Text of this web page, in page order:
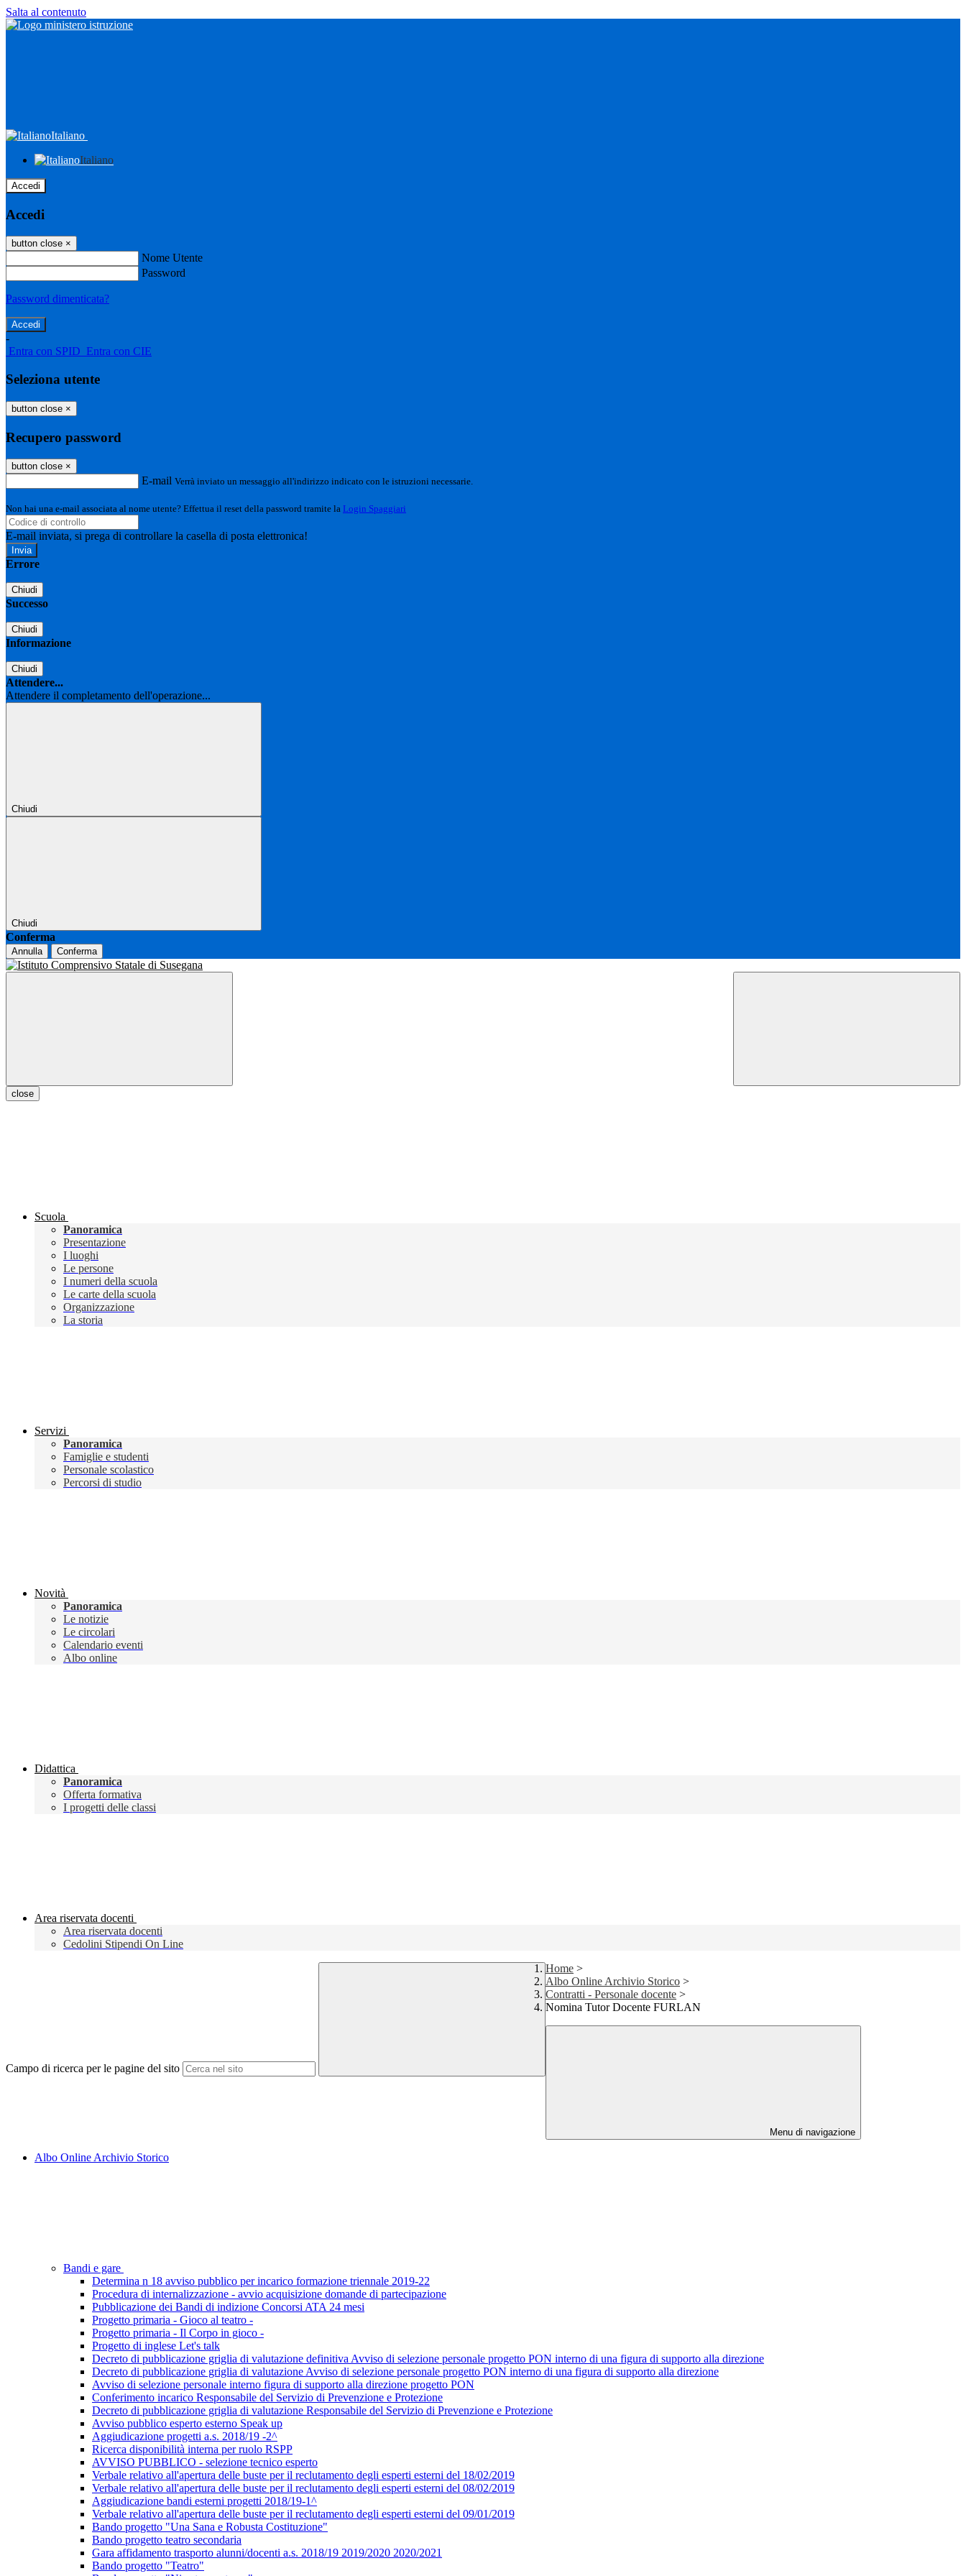
Salta al contenuto
Italiano
Italiano
Accedi
Accedi
button close ×
Nome Utente
Password
Password dimenticata?
-
Entra con SPID Entra con CIE
Seleziona utente
button close ×
Recupero password
button close ×
E-mail Verrà inviato un messaggio all'indirizzo indicato con le istruzioni necessarie.
Non hai una e-mail associata al nome utente? Effettua il reset della password tramite la Login Spaggiari
E-mail inviata, si prega di controllare la casella di posta elettronica!
Errore
Chiudi
Successo
Chiudi
Informazione
Chiudi
Attendere...
Attendere il completamento dell'operazione...
Chiudi
Chiudi
Conferma
Annulla Conferma
close
Scuola
Panoramica
Presentazione
I luoghi
Le persone
I numeri della scuola
Le carte della scuola
Organizzazione
La storia
Servizi
Panoramica
Famiglie e studenti
Personale scolastico
Percorsi di studio
Novità
Panoramica
Le notizie
Le circolari
Calendario eventi
Albo online
Didattica
Panoramica
Offerta formativa
I progetti delle classi
Area riservata docenti
Area riservata docenti
Cedolini Stipendi On Line
Campo di ricerca per le pagine del sito
Home >
Albo Online Archivio Storico >
Contratti - Personale docente >
Nomina Tutor Docente FURLAN
Menu di navigazione
Albo Online Archivio Storico
Bandi e gare
Determina n 18 avviso pubblico per incarico formazione triennale 2019-22
Procedura di internalizzazione - avvio acquisizione domande di partecipazione
Pubblicazione dei Bandi di indizione Concorsi ATA 24 mesi
Progetto primaria - Gioco al teatro -
Progetto primaria - Il Corpo in gioco -
Progetto di inglese Let's talk
Decreto di pubblicazione griglia di valutazione definitiva Avviso di selezione personale progetto PON interno di una figura di supporto alla direzione
Decreto di pubblicazione griglia di valutazione Avviso di selezione personale progetto PON interno di una figura di supporto alla direzione
Avviso di selezione personale interno figura di supporto alla direzione progetto PON
Conferimento incarico Responsabile del Servizio di Prevenzione e Protezione
Decreto di pubblicazione griglia di valutazione Responsabile del Servizio di Prevenzione e Protezione
Avviso pubblico esperto esterno Speak up
Aggiudicazione progetti a.s. 2018/19 -2^
Ricerca disponibilità interna per ruolo RSPP
AVVISO PUBBLICO - selezione tecnico esperto
Verbale relativo all'apertura delle buste per il reclutamento degli esperti esterni del 18/02/2019
Verbale relativo all'apertura delle buste per il reclutamento degli esperti esterni del 08/02/2019
Aggiudicazione bandi esterni progetti 2018/19-1^
Verbale relativo all'apertura delle buste per il reclutamento degli esperti esterni del 09/01/2019
Bando progetto "Una Sana e Robusta Costituzione"
Bando progetto teatro secondaria
Gara affidamento trasporto alunni/docenti a.s. 2018/19 2019/2020 2020/2021
Bando progetto "Teatro"